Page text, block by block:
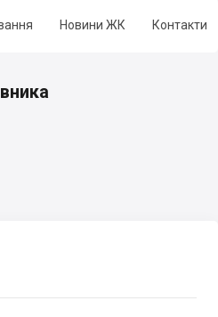
Новини ЖК Контакти